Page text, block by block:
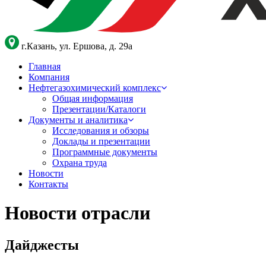
г.Казань, ул. Ершова, д. 29а
Главная
Компания
Нефтегазохимический комплекс
Общая информация
Презентации/Каталоги
Документы и аналитика
Исследования и обзоры
Доклады и презентации
Программные документы
Охрана труда
Новости
Контакты
Новости отрасли
Дайджесты